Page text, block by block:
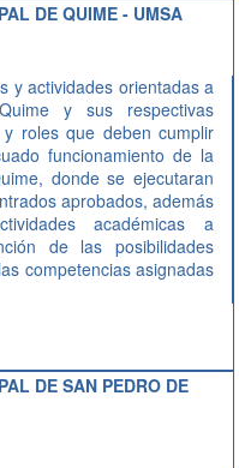
DE QUIME - UMSA
y actividades orientadas a
y sus respectivas
roles que deben cumplir
funcionamiento de la
donde se ejecutaran
aprobados, además
académicas a
de las posibilidades
competencias asignadas
DE SAN PEDRO DE